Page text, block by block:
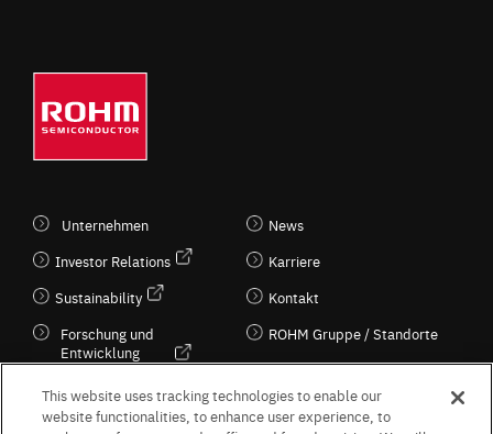
Unternehmen
Investor Relations
Sustainability
Forschung und
Entwicklung
Kultur / Wirtschaft
News
Karriere
Kontakt
ROHM Gruppe / Standorte
This website uses tracking technologies to enable our
website functionalities, to enhance user experience, to